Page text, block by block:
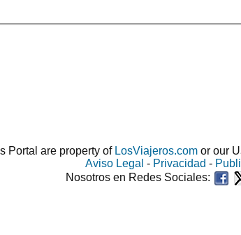
Portal are property of LosViajeros.com or our
Aviso Legal - Privacidad -
Nosotros en Redes Sociales: